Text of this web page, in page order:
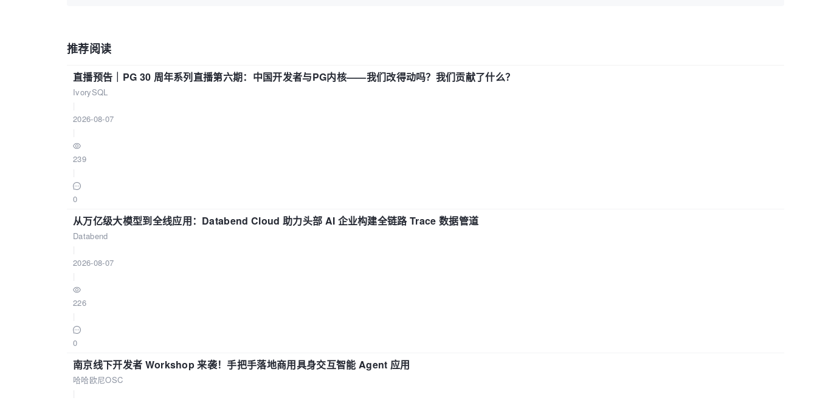
推荐阅读
直播预告｜PG 30 周年系列直播第六期：中国开发者与PG内核——我们改得动吗？我们贡献了什么？
IvorySQL
2026-08-07
239
0
从万亿级大模型到全线应用：Databend Cloud 助力头部 AI 企业构建全链路 Trace 数据管道
Databend
2026-08-07
226
0
南京线下开发者 Workshop 来袭！手把手落地商用具身交互智能 Agent 应用
哈哈欧尼OSC